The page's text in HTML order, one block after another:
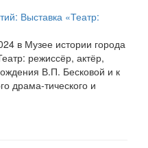
в Музее истории города
режиссёр, актёр,
В.П. Бесковой и к
драма-тического и